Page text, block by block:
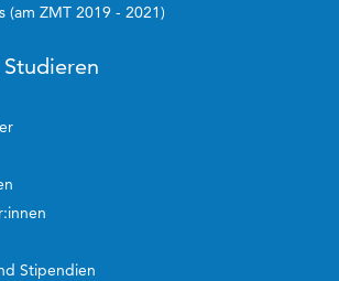
(am ZMT 2019 - 2021)
Stipendien